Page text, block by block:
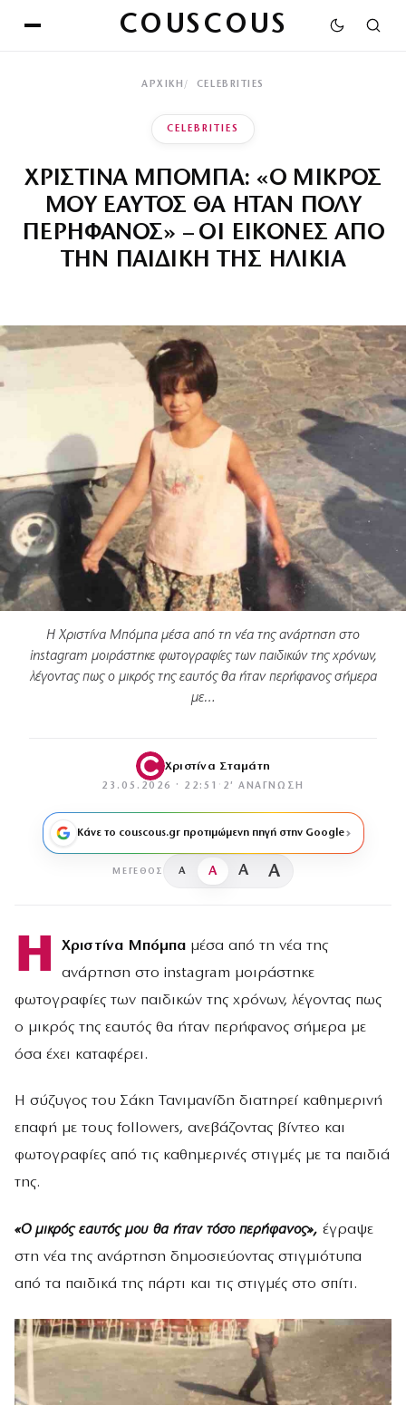
COUSCOUS
ΑΡΧΙΚΉ CELEBRITIES
CELEBRITIES
ΧΡΙΣΤΙΝΑ ΜΠΟΜΠΑ: «Ο ΜΙΚΡΟΣ
ΜΟΥ ΕΑΥΤΟΣ ΘΑ ΗΤΑΝ ΠΟΛΥ
ΠΕΡΗΦΑΝΟΣ» – ΟΙ ΕΙΚΟΝΕΣ ΑΠΟ
ΤΗΝ ΠΑΙΔΙΚΗ ΤΗΣ ΗΛΙΚΙΑ
Η Χριστίνα Μπόμπα μέσα από τη νέα της ανάρτηση στο
instagram μοιράστηκε φωτογραφίες των παιδικών της χρόνων,
λέγοντας πως ο μικρός της εαυτός θα ήταν περήφανος σήμερα
με…
Χριστίνα Σταμάτη
23.05.2026 · 22:51 · 2′ ΑΝΆΓΝΩΣΗ
Κάνε το couscous.gr προτιμώμενη πηγή στην Google
ΜΈΓΕΘΟΣ A A A A
Η Χριστίνα Μπόμπαμέσα από τη νέα της
ανάρτηση στο instagram μοιράστηκε
φωτογραφίες των παιδικών της χρόνων, λέγοντας πως
ο μικρός της εαυτός θα ήταν περήφανος σήμερα με
όσα έχει καταφέρει.
Η σύζυγος του Σάκη Τανιμανίδη διατηρεί καθημερινή
επαφή με τους followers, ανεβάζοντας βίντεο και
φωτογραφίες από τις καθημερινές στιγμές με τα παιδιά
της.
«Ο μικρός εαυτός μου θα ήταν τόσο περήφανος», έγραψε
στη νέα της ανάρτηση δημοσιεύοντας στιγμιότυπα
από τα παιδικά της πάρτι και τις στιγμές στο σπίτι.